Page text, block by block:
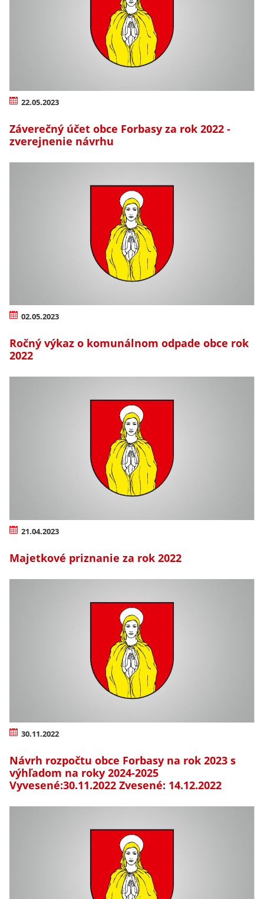
22.05.2023
Záverečný účet obce Forbasy za rok 2022 -
zverejnenie návrhu
02.05.2023
Ročný výkaz o komunálnom odpade obce rok
2022
21.04.2023
Majetkové priznanie za rok 2022
30.11.2022
Návrh rozpočtu obce Forbasy na rok 2023 s
výhľadom na roky 2024-2025
Vyvesené:30.11.2022 Zvesené: 14.12.2022